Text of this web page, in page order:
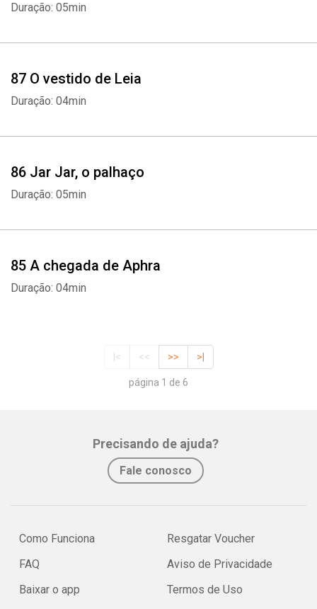
Duração: 05min
87 O vestido de Leia
Duração: 04min
86 Jar Jar, o palhaço
Duração: 05min
85 A chegada de Aphra
Duração: 04min
|< << >> >|
página 1 de 6
Precisando de ajuda?
Fale conosco
Como Funciona
FAQ
Baixar o app
Resgatar Voucher
Aviso de Privacidade
Termos de Uso